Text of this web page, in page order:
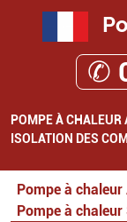
✆
POMPE À CHALEUR
ISOLATION DES
Pompe à chaleur
Pompe à chaleur